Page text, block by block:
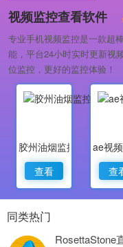
专业做婚礼策划的软件
视频监控查看软件
专业手机视频监控是一款超
能，平台24小时实时更新视
位监控，更好的监控体验！
胶州油烟监控
查看
ae视频
查
同类热门
RosettaStone